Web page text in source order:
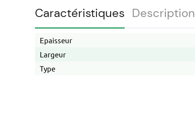
Caractéristiques
Epaisseur
Largeur
Type
Description